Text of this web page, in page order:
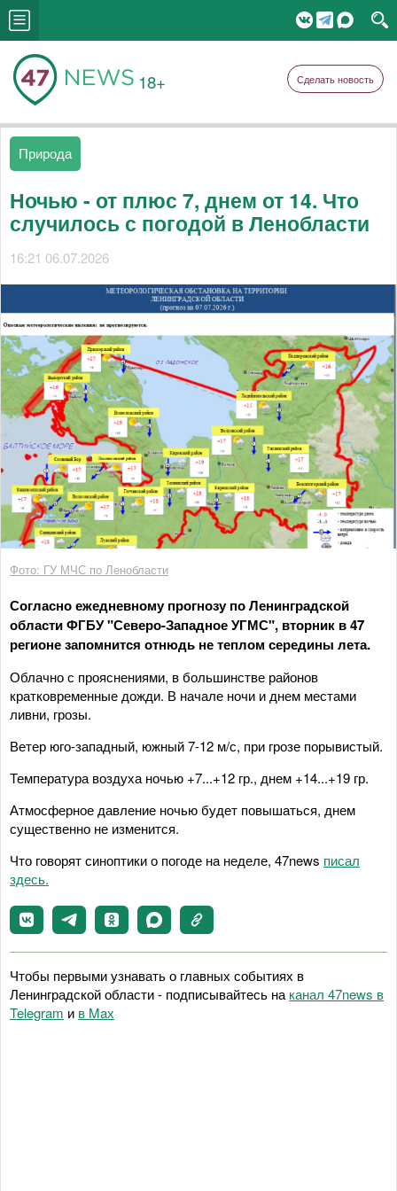
18+ Сделать новость
Природа
Ночью - от плюс 7, днем от 14. Что
случилось с погодой в Ленобласти
16:21 06.07.2026
Фото: ГУ МЧС по Ленобласти
Согласно ежедневному прогнозу по Ленинградской
области ФГБУ "Северо-Западное УГМС", вторник в 47
регионе запомнится отнюдь не теплом середины лета.
Облачно с прояснениями, в большинстве районов
кратковременные дожди. В начале ночи и днем местами
ливни, грозы.
Ветер юго-западный, южный 7-12 м/с, при грозе порывистый.
Температура воздуха ночью +7...+12 гр., днем +14...+19 гр.
Атмосферное давление ночью будет повышаться, днем
существенно не изменится.
Что говорят синоптики о погоде на неделе, 47news писал
здесь.
Чтобы первыми узнавать о главных событиях в
Ленинградской области - подписывайтесь на канал 47news в
Telegram и в Maх